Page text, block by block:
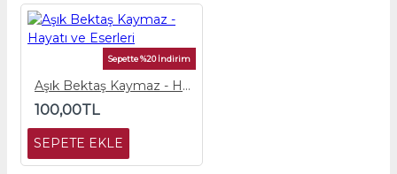
Sepette %20 İndirim
Aşık Bektaş Kaymaz - Hayatı ve Eserleri
100,00TL
SEPETE EKLE